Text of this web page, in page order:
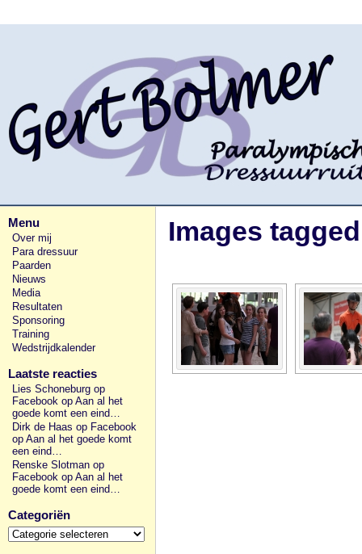
Menu
Over mij
Para dressuur
Paarden
Nieuws
Media
Resultaten
Sponsoring
Training
Wedstrijdkalender
Laatste reacties
Lies Schoneburg op
Facebook op Aan al het
goede komt een eind…
Dirk de Haas op Facebook
op Aan al het goede komt
een eind…
Renske Slotman op
Facebook op Aan al het
goede komt een eind…
Categoriën
Categoriën
Images